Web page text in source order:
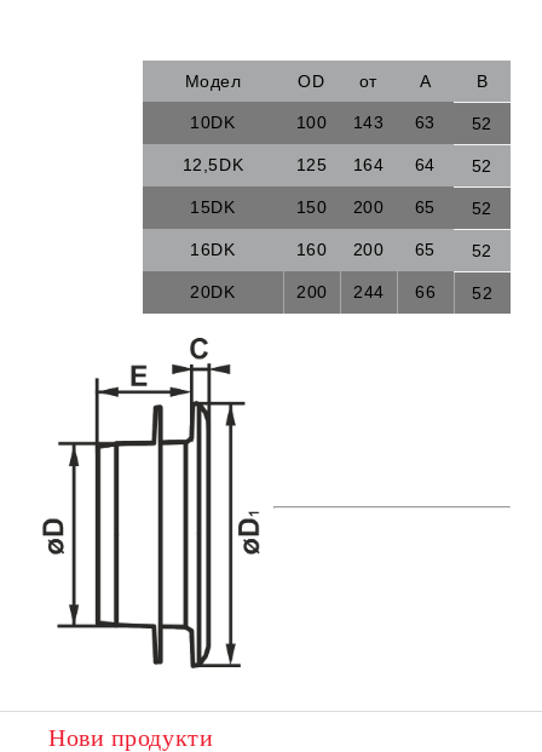
Модел OD от А B
10DK 100 143 63 52
12,5DK 125 164 64 52
15DK 150 200 65 52
16DK 160 200 65 52
20DK 200 244 66 52
Нови продукти